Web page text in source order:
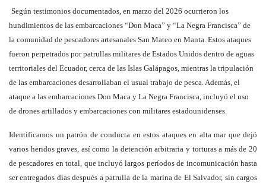
Según testimonios documentados, en marzo del 2026 ocurrieron los
hundimientos de las embarcaciones “Don Maca” y “La Negra Francisca” de
la comunidad de pescadores artesanales San Mateo en Manta. Estos ataques
fueron perpetrados por patrullas militares de Estados Unidos dentro de aguas
territoriales del Ecuador, cerca de las Islas Galápagos, mientras la tripulación
de las embarcaciones desarrollaban el usual trabajo de pesca. Además, el
ataque a las embarcaciones Don Maca y La Negra Francisca, incluyó el uso
de drones artillados y embarcaciones con militares estadounidenses.
Identificamos un patrón de conducta en estos ataques en alta mar que dejó
varios heridos graves, así como la detención arbitraria y torturas a más de 20
de pescadores en total, que incluyó largos períodos de incomunicación hasta
ser entregados días después a patrulla de la marina de El Salvador, sin cargos